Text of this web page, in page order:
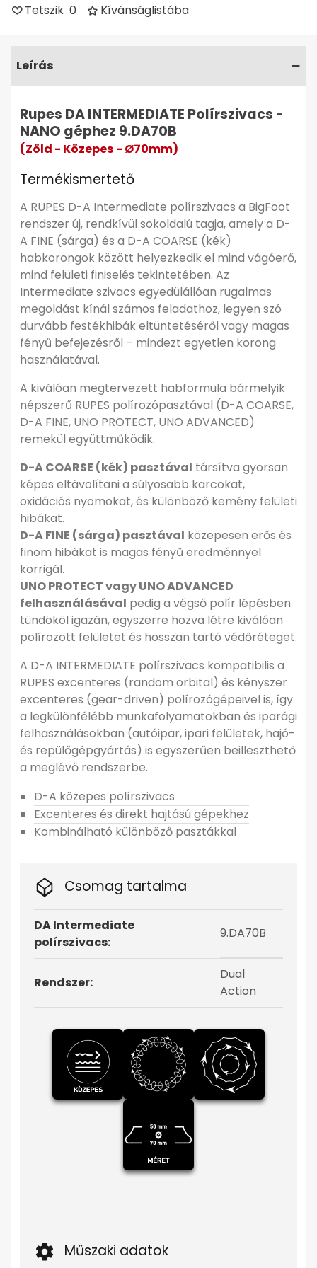
PROTECT vagy UNO ADVANCED
pedig a végső polír lépésben
polírozott felületet és hosszan tartó védőréteget.
A D-A INTERMEDIATE polírszivacs kompatibilis a
excenteres (gear-driven) polírozógépeivel is, így a
legkülönfélébb munkafolyamatokban és iparági
felhasználásokban (autóipar, ipari felületek, hajó- és
repülőgépgyártás) is egyszerűen beilleszthető a
meglévő rendszerbe.
D-A közepes polírszivacs
Excenteres és direkt hajtású gépekhez
Kombinálható különböző pasztákkal
▼ Részletes leírás
Tetszik 0 Kívánságlistába
Leírás
Rupes DA INTERMEDIATE Polírszivacs -
NANO géphez 9.DA70B
(Zöld - Közepes - Ø70mm)
Termékismertető
A RUPES D-A Intermediate polírszivacs a BigFoot
rendszer új, rendkívül sokoldalú tagja, amely a D-
A FINE (sárga) és a D-A COARSE (kék)
habkorongok között helyezkedik el mind vágóerő,
mind felületi finiselés tekintetében. Az
Intermediate szivacs egyedülállóan rugalmas
megoldást kínál számos feladathoz, legyen szó
durvább festékhibák eltüntetéséről vagy magas
fényű befejezésről – mindezt egyetlen korong
használatával.
A kiválóan megtervezett habformula bármelyik
népszerű RUPES polírozópasztával (D-A COARSE,
D-A FINE, UNO PROTECT, UNO ADVANCED)
remekül együttműködik.
D-A COARSE (kék) pasztával társítva gyorsan
képes eltávolítani a súlyosabb karcokat,
oxidációs nyomokat, és különböző kemény felületi
hibákat.
D-A FINE (sárga) pasztával közepesen erős és
finom hibákat is magas fényű eredménnyel
korrigál.
UNO PROTECT vagy UNO ADVANCED
felhasználásával pedig a végső polír lépésben
tündököl igazán, egyszerre hozva létre kiválóan
polírozott felületet és hosszan tartó védőréteget.
A D-A INTERMEDIATE polírszivacs kompatibilis a
RUPES excenteres (random orbital) és kényszer
excenteres (gear-driven) polírozógépeivel is, így
a legkülönfélébb munkafolyamatokban és iparági
felhasználásokban (autóipar, ipari felületek, hajó-
és repülőgépgyártás) is egyszerűen beilleszthető
a meglévő rendszerbe.
D-A közepes polírszivacs
Excenteres és direkt hajtású gépekhez
Kombinálható különböző pasztákkal
Csomag tartalma
DA Intermediate
polírszivacs:
9.DA70B
Rendszer:
Dual
Action
Műszaki adatok